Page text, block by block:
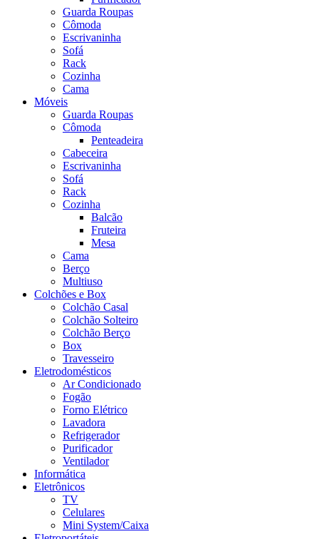
Guarda Roupas
Cômoda
Escrivaninha
Sofá
Rack
Cozinha
Cama
Móveis
Guarda Roupas
Cômoda
Penteadeira
Cabeceira
Escrivaninha
Sofá
Rack
Cozinha
Balcão
Fruteira
Mesa
Cama
Berço
Multiuso
Colchões e Box
Colchão Casal
Colchão Solteiro
Colchão Berço
Box
Travesseiro
Eletrodomésticos
Ar Condicionado
Fogão
Forno Elétrico
Lavadora
Refrigerador
Purificador
Ventilador
Informática
Eletrônicos
TV
Celulares
Mini System/Caixa